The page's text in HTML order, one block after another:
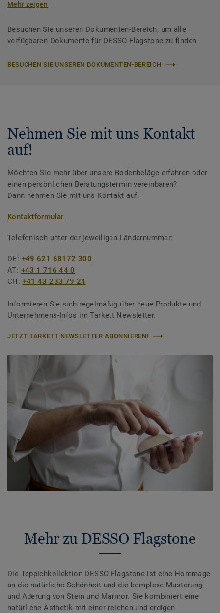
Mehr zeigen
Besuchen Sie unseren Dokumenten-Bereich, um alle
verfügbaren Dokumente für DESSO Flagstone zu finden
BESUCHEN SIE UNSEREN DOKUMENTEN-BEREICH
Nehmen Sie mit uns Kontakt
auf!
Möchten Sie mehr über unsere Bodenbeläge erfahren oder
einen persönlichen Beratungstermin vereinbaren?
Dann nehmen Sie mit uns Kontakt auf.
Kontaktformular
Telefonisch unter der jeweiligen Ländernummer:
DE: +49 621 68172 300
AT: +43 1 716 44 0
CH: +41 43 233 79 24
Informieren Sie sich regelmäßig über neue Produkte und
Unternehmens-Infos im Tarkett Newsletter.
JETZT TARKETT NEWSLETTER ABONNIEREN!
Mehr zu DESSO Flagstone
Die Teppichkollektion DESSO Flagstone ist eine Hommage
an die natürliche Schönheit und die komplexe Musterung
und Aderung von Stein und Marmor. Sie kombiniert eine
natürliche Ästhetik mit einer reichen und erdigen